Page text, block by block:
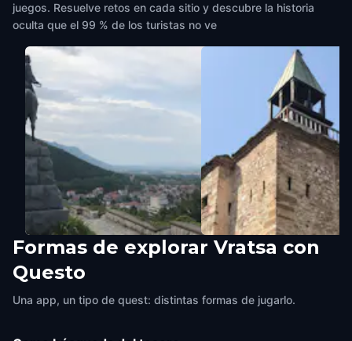
juegos. Resuelve retos en cada sitio y descubre la historia
oculta que el 99 % de los turistas no ve
The Herald of Freedom
Monument
Meshchiite Tower
Formas de explorar Vratsa con
Questo
Una app, un tipo de quest: distintas formas de jugarlo.